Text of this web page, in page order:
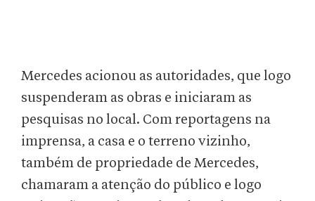
Mercedes acionou as autoridades, que logo
suspenderam as obras e iniciaram as
pesquisas no local. Com reportagens na
imprensa, a casa e o terreno vizinho,
também de propriedade de Mercedes,
chamaram a atenção do público e logo